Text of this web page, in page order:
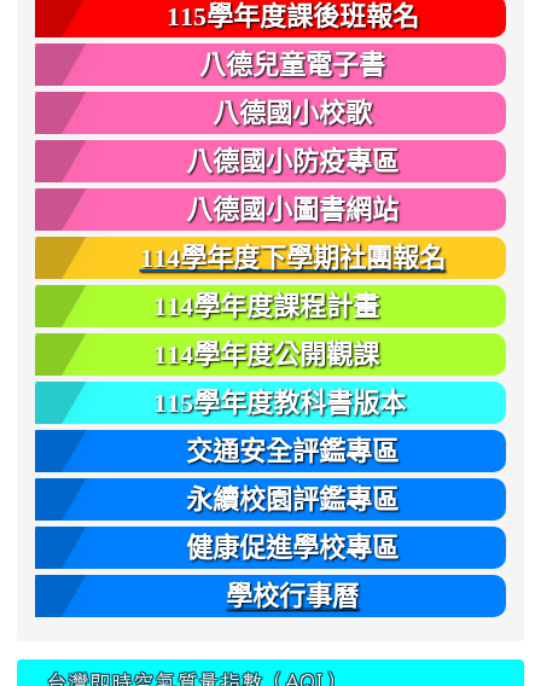
115學年度課後班報名
八德兒童電子書
八德國小校歌
八德國小防疫專區
八德國小圖書網站
114學年度下學期社團報名
114學年度課程計畫
114學年度公開觀課
115學年度教科書版本
交通安全評鑑專區
永續校園評鑑專區
健康促進學校專區
學校行事曆
台灣即時空氣質量指數（AQI）